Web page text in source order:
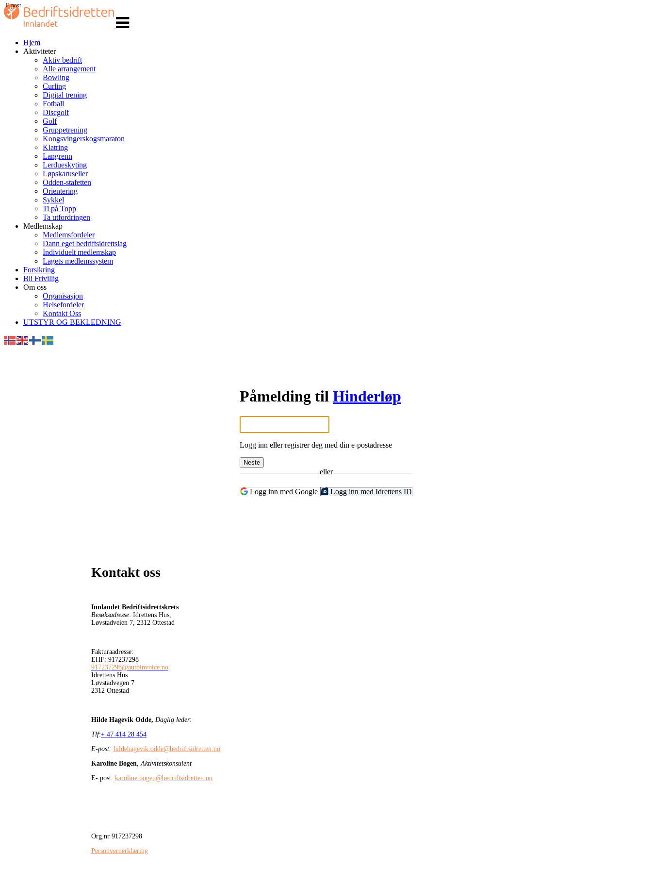
navigasjon
Hjem
Aktiviteter
Aktiv bedrift
Alle arrangement
Bowling
Curling
Digital trening
Fotball
Discgolf
Golf
Gruppetrening
Kongsvingerskogsmaraton
Klatring
Langrenn
Lerdueskyting
Løpskaruseller
Odden-stafetten
Orientering
Sykkel
Ti på Topp
Ta utfordringen
Medlemskap
Medlemsfordeler
Dann eget bedriftsidrettslag
Individuelt medlemskap
Lagets medlemssystem
Forsikring
Bli Frivillig
Om oss
Organisasjon
Helsefordeler
Kontakt Oss
UTSTYR OG BEKLEDNING
Påmelding til Hinderløp
E-post
Logg inn eller registrer deg med din e-postadresse
Neste
eller
Logg inn med Google Logg inn med Idrettens ID
Kontakt oss
Innlandet Bedriftsidrettskrets
Besøksadresse: Idrettens Hus,
Løvstadveien 7, 2312 Ottestad
Fakturaadresse:
EHF: 917237298
917237298@autoinvoice.no
Idrettens Hus
Løvstadvegen 7
2312 Ottestad
Hilde Hagevik Odde, Daglig leder:
Tlf:+ 47 414 28 454
E-post: hildehagevik.odde@bedriftsidretten.no
Karoline Bogen,Aktivitetskonsulent
E- post: karoline.bogen@bedriftsidretten.no
Org.nr 917237298
Personvernerklæring